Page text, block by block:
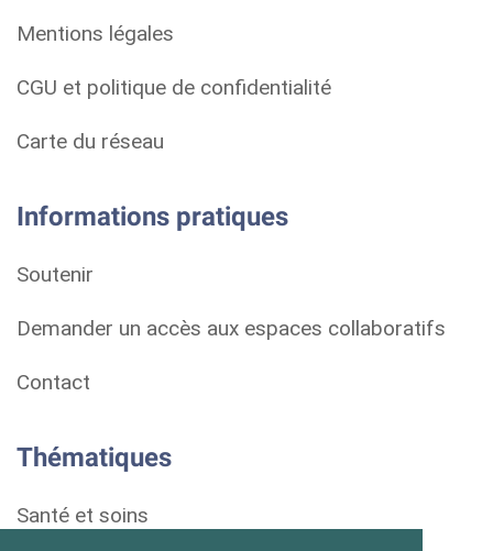
Mentions légales
CGU et politique de confidentialité
Carte du réseau
Informations pratiques
Soutenir
Demander un accès aux espaces collaboratifs
Contact
Thématiques
Santé et soins